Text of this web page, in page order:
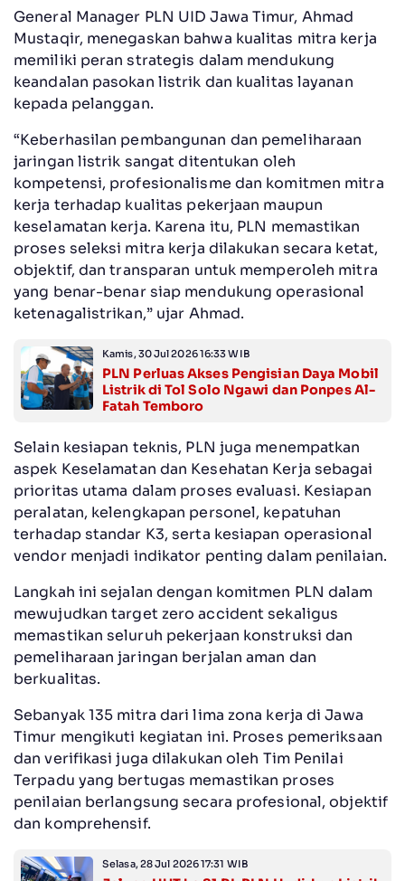
General Manager PLN UID Jawa Timur, Ahmad
Mustaqir, menegaskan bahwa kualitas mitra kerja
memiliki peran strategis dalam mendukung
keandalan pasokan listrik dan kualitas layanan
kepada pelanggan.
“Keberhasilan pembangunan dan pemeliharaan
jaringan listrik sangat ditentukan oleh
kompetensi, profesionalisme dan komitmen mitra
kerja terhadap kualitas pekerjaan maupun
keselamatan kerja. Karena itu, PLN memastikan
proses seleksi mitra kerja dilakukan secara ketat,
objektif, dan transparan untuk memperoleh mitra
yang benar-benar siap mendukung operasional
ketenagalistrikan,” ujar Ahmad.
Kamis, 30 Jul 2026 16:33 WIB
PLN Perluas Akses Pengisian Daya Mobil
Listrik di Tol Solo Ngawi dan Ponpes Al-
Fatah Temboro
Selain kesiapan teknis, PLN juga menempatkan
aspek Keselamatan dan Kesehatan Kerja sebagai
prioritas utama dalam proses evaluasi. Kesiapan
peralatan, kelengkapan personel, kepatuhan
terhadap standar K3, serta kesiapan operasional
vendor menjadi indikator penting dalam penilaian.
Langkah ini sejalan dengan komitmen PLN dalam
mewujudkan target zero accident sekaligus
memastikan seluruh pekerjaan konstruksi dan
pemeliharaan jaringan berjalan aman dan
berkualitas.
Sebanyak 135 mitra dari lima zona kerja di Jawa
Timur mengikuti kegiatan ini. Proses pemeriksaan
dan verifikasi juga dilakukan oleh Tim Penilai
Terpadu yang bertugas memastikan proses
penilaian berlangsung secara profesional, objektif
dan komprehensif.
Selasa, 28 Jul 2026 17:31 WIB